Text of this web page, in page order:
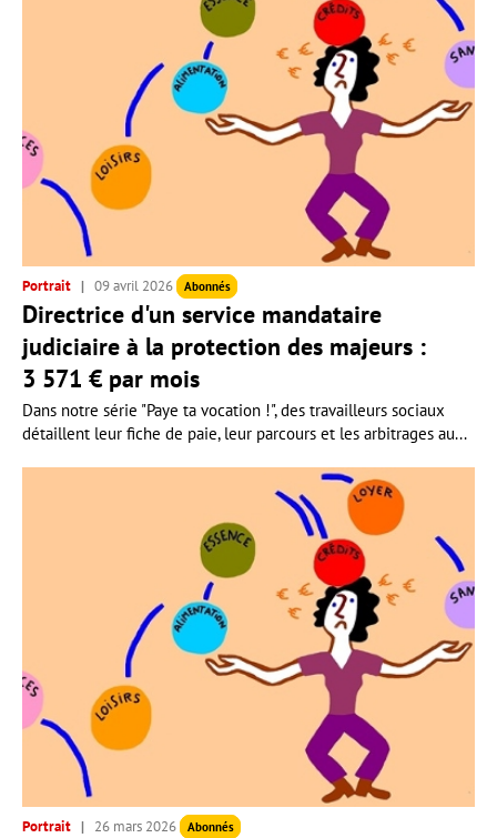
Portrait 09 avril 2026 Abonnés
Directrice d'un service mandataire
judiciaire à la protection des majeurs :
3 571 € par mois
Dans notre série "Paye ta vocation !", des travailleurs sociaux
détaillent leur fiche de paie, leur parcours et les arbitrages au...
Portrait 26 mars 2026 Abonnés